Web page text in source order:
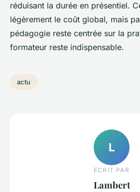
réduisant la durée en présentiel.
légèrement le coût global, mais
pédagogie reste centrée sur la
formateur reste indispensable.
actu
L
ECRIT PAR
Lambert